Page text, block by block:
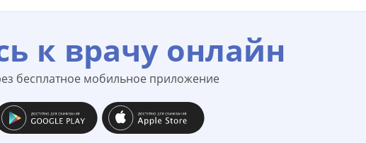
к врачу онлайн
бесплатное мобильное приложение